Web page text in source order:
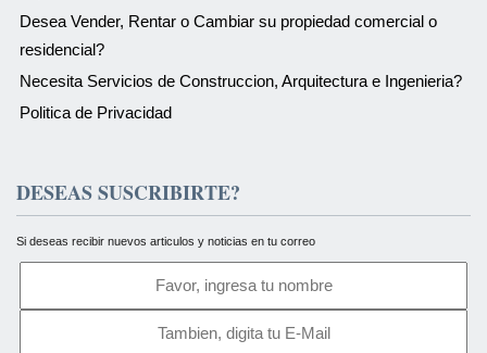
Desea Vender, Rentar o Cambiar su propiedad comercial o
residencial?
Necesita Servicios de Construccion, Arquitectura e Ingenieria?
Politica de Privacidad
DESEAS SUSCRIBIRTE?
Si deseas recibir nuevos articulos y noticias en tu correo